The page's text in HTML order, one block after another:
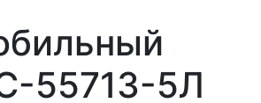
55713-5Л